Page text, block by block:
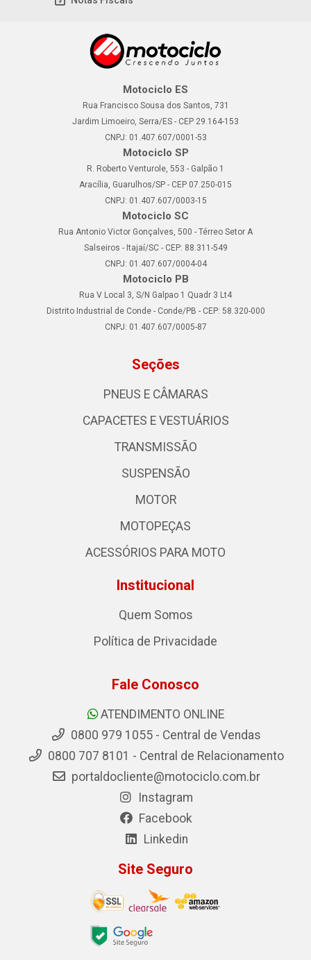
Motociclo ES
Rua Francisco Sousa dos Santos, 731
Jardim Limoeiro, Serra/ES - CEP 29.164-153
CNPJ: 01.407.607/0001-53
Motociclo SP
R. Roberto Venturole, 553 - Galpão 1
Aracília, Guarulhos/SP - CEP 07.250-015
CNPJ: 01.407.607/0003-15
Motociclo SC
Rua Antonio Victor Gonçalves, 500 - Térreo Setor A
Salseiros - Itajaí/SC - CEP: 88.311-549
CNPJ: 01.407.607/0004-04
Motociclo PB
Rua V Local 3, S/N Galpao 1 Quadr 3 Lt4
Distrito Industrial de Conde - Conde/PB - CEP: 58.320-000
CNPJ: 01.407.607/0005-87
Seções
PNEUS E CÂMARAS
CAPACETES E VESTUÁRIOS
TRANSMISSÃO
SUSPENSÃO
MOTOR
MOTOPEÇAS
ACESSÓRIOS PARA MOTO
Institucional
Quem Somos
Política de Privacidade
Fale Conosco
ATENDIMENTO ONLINE
0800 979 1055 - Central de Vendas
0800 707 8101 - Central de Relacionamento
portaldocliente@motociclo.com.br
Instagram
Facebook
Linkedin
Site Seguro